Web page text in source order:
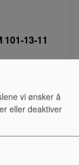
13-11
vi ønsker å
eller deaktiver